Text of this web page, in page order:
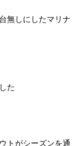
無しにしたマリナ
た
トがシーズンを通